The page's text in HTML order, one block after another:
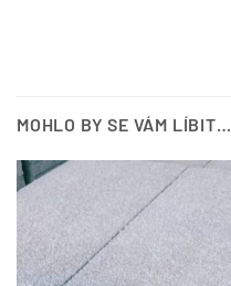
MOHLO BY SE VÁM LÍBIT…